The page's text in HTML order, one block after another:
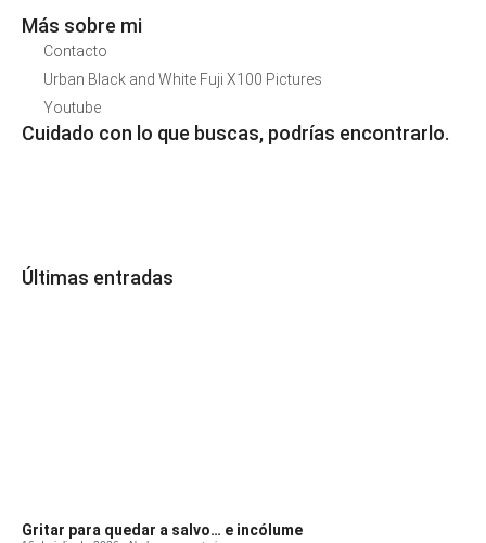
Más sobre mi
Contacto
Urban Black and White Fuji X100 Pictures
Youtube
Cuidado con lo que buscas, podrías encontrarlo.
Últimas entradas
Gritar para quedar a salvo… e incólume